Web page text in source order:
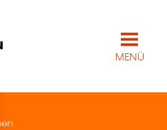
MENÜ